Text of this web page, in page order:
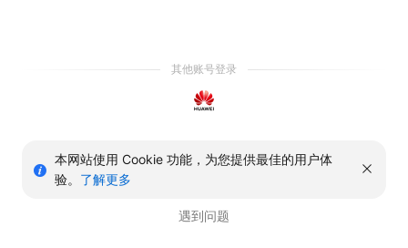
其他账号登录
本网站使用 Cookie 功能，为您提供最佳的用户体
验。 了解更多
遇到问题